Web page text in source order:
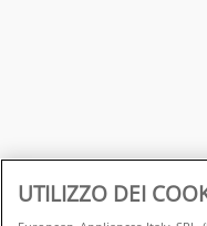
UTILIZZO DEI